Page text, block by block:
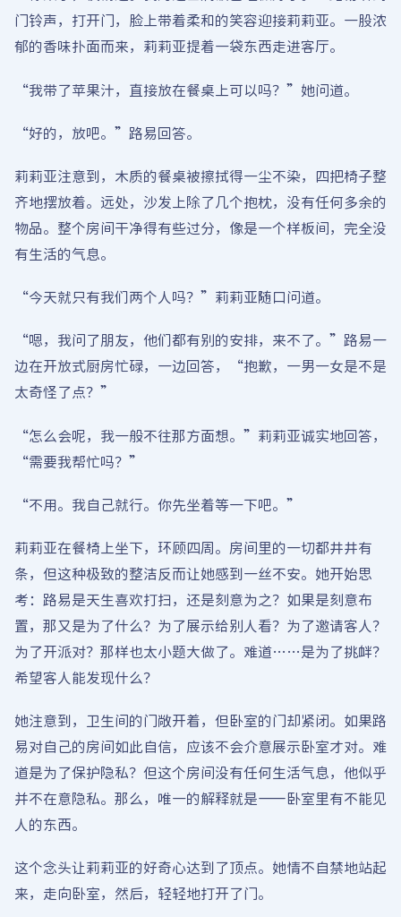
门铃声，打开门，脸上带着柔和的笑容迎接莉莉亚。一股浓
郁的香味扑面而来，莉莉亚提着一袋东西走进客厅。
“我带了苹果汁，直接放在餐桌上可以吗？”她问道。
“好的，放吧。”路易回答。
莉莉亚注意到，木质的餐桌被擦拭得一尘不染，四把椅子整
齐地摆放着。远处，沙发上除了几个抱枕，没有任何多余的
物品。整个房间干净得有些过分，像是一个样板间，完全没
有生活的气息。
“今天就只有我们两个人吗？”莉莉亚随口问道。
“嗯，我问了朋友，他们都有别的安排，来不了。”路易一
边在开放式厨房忙碌，一边回答，“抱歉，一男一女是不是
太奇怪了点？”
“怎么会呢，我一般不往那方面想。”莉莉亚诚实地回答，
“需要我帮忙吗？”
“不用。我自己就行。你先坐着等一下吧。”
莉莉亚在餐椅上坐下，环顾四周。房间里的一切都井井有
条，但这种极致的整洁反而让她感到一丝不安。她开始思
考：路易是天生喜欢打扫，还是刻意为之？如果是刻意布
置，那又是为了什么？为了展示给别人看？为了邀请客人？
为了开派对？那样也太小题大做了。难道……是为了挑衅？
希望客人能发现什么？
她注意到，卫生间的门敞开着，但卧室的门却紧闭。如果路
易对自己的房间如此自信，应该不会介意展示卧室才对。难
道是为了保护隐私？但这个房间没有任何生活气息，他似乎
并不在意隐私。那么，唯一的解释就是——卧室里有不能见
人的东西。
这个念头让莉莉亚的好奇心达到了顶点。她情不自禁地站起
来，走向卧室，然后，轻轻地打开了门。